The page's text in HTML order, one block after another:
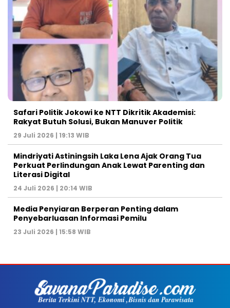
Safari Politik Jokowi ke NTT Dikritik Akademisi:
Rakyat Butuh Solusi, Bukan Manuver Politik
29 Juli 2026 | 19:13 WIB
Mindriyati Astiningsih Laka Lena Ajak Orang Tua
Perkuat Perlindungan Anak Lewat Parenting dan
Literasi Digital
24 Juli 2026 | 20:14 WIB
Media Penyiaran Berperan Penting dalam
Penyebarluasan Informasi Pemilu
23 Juli 2026 | 15:58 WIB